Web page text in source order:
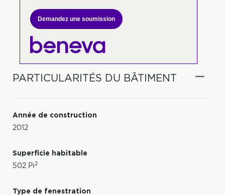
Demandez une soumission
PARTICULARITÉS DU BÂTIMENT
Année de construction
2012
Superficie habitable
502 Pi2
Type de fenestration